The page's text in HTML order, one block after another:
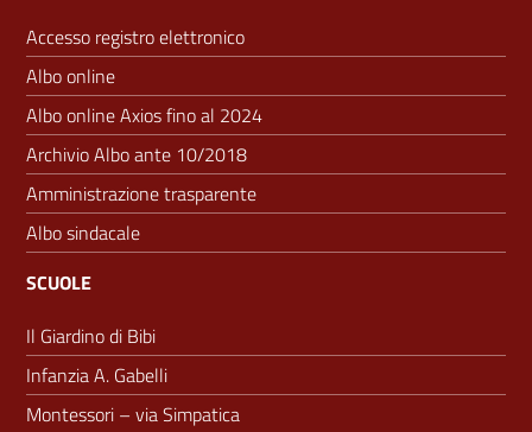
Accesso registro elettronico
Albo online
Albo online Axios fino al 2024
Archivio Albo ante 10/2018
Amministrazione trasparente
Albo sindacale
SCUOLE
Il Giardino di Bibi
Infanzia A. Gabelli
Montessori – via Simpatica